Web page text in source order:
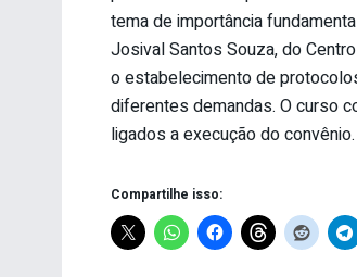
tema de importância
Josival Santos Souza, do
o estabelecimento de
diferentes demandas. O curso
ligados a execução do convênio.
Compartilhe isso: